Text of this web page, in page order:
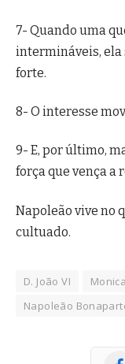
7- Quando uma
intermináveis, ela
forte.
8- O interesse
9- E, por último,
força que vença a
Napoleão vive no
cultuado.
D. João VI
Napoleão